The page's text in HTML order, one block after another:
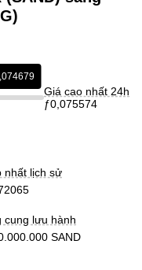
Giá cao nhất 24h
ƒ0,075574
nhất lịch sử
cung lưu hành
SAND